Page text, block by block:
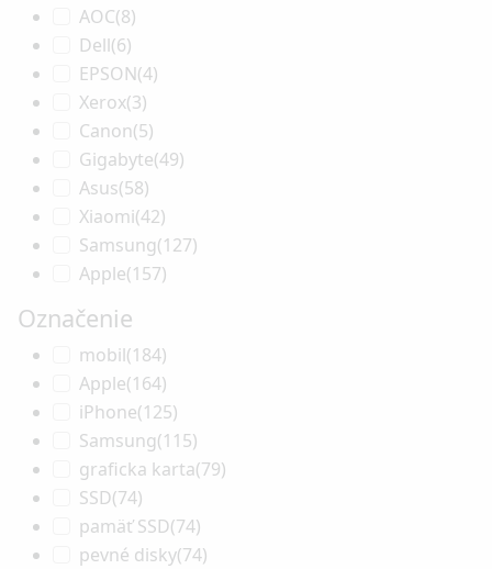
AOC(8)
Dell(6)
EPSON(4)
Xerox(3)
Canon(5)
Gigabyte(49)
Asus(58)
Xiaomi(42)
Samsung(127)
Apple(157)
Označenie
mobil(184)
Apple(164)
iPhone(125)
Samsung(115)
graficka karta(79)
SSD(74)
pamäť SSD(74)
pevné disky(74)